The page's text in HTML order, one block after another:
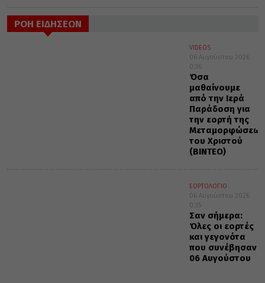
ΡΟΗ ΕΙΔΗΣΕΩΝ
VIDEOS
06 Αυγούστου 2026
0:36
Όσα
μαθαίνουμε
από την Ιερά
Παράδοση για
την εορτή της
Μεταμορφώσεως
του Χριστού
(ΒΙΝΤΕΟ)
ΕΟΡΤΟΛΟΓΙΟ
06 Αυγούστου 2026
0:35
Σαν σήμερα:
Όλες οι εορτές
και γεγονότα
που συνέβησαν
06 Αυγούστου